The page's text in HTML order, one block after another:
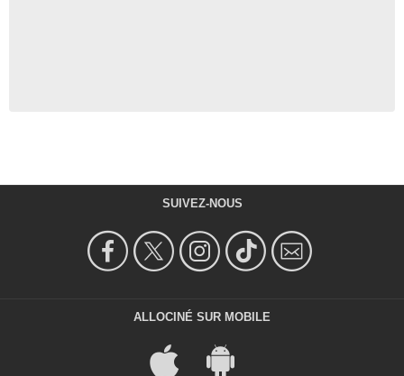
SUIVEZ-NOUS
ALLOCINÉ SUR MOBILE